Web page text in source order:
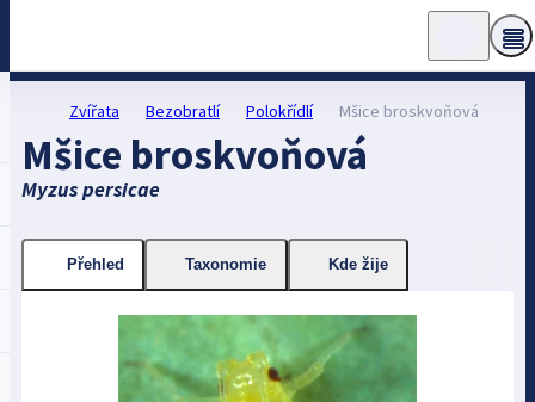
Zvířata Bezobratlí Polokřídlí Mšice broskvoňová
Mšice broskvoňová
Myzus persicae
Přehled Taxonomie Kde žije